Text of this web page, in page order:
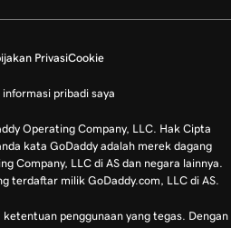
PrivasiCookie
pribadi saya
Operating Company, LLC. Hak Cipta
kata GoDaddy adalah merek dagang
Company, LLC di AS dan negara lainnya.
terdaftar milik GoDaddy.com, LLC di AS.
ketentuan penggunaan yang tegas. Dengan